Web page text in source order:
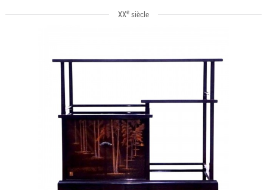
XXesiècle